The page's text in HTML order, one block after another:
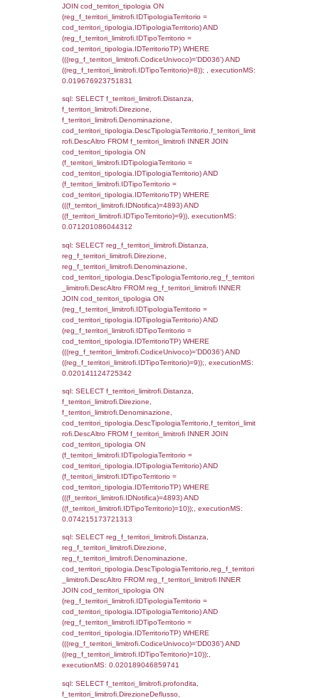
0.068706035614014
sql: SELECT f_territori_limitrofi.Distanza,
f_territori_limitrofi.Direzione,
f_territori_limitrofi.Denominazione,
f_territori_limitrofi.DescAltro FROM
JOIN cod_territori_tipologia ON
(f_territori_limitrofi.IDTipologiaTerritorio =
cod_territori_tipologia.IDTipologiaTerritorio)
(f_territori_limitrofi.IDTipoTerritorio =
cod_territori_tipologia.IDTerritorioTP)
(((f_territori_limitrofi.IDNotifica)=4893) AND
((f_territori_limitrofi.IDTipoTerritorio)=3)),
sql: SELECT f_territori_limitrofi.Distanza,
f_territori_limitrofi.Direzione,
f_territori_limitrofi.Denominazione,
rofi.DescAltro FROM f_territori_limitrofi
cod_territori_tipologia ON
(f_territori_limitrofi.IDTipologiaTerritorio =
cod_territori_tipologia.IDTipologiaTerritorio)
(f_territori_limitrofi.IDTipoTerritorio =
cod_territori_tipologia.IDTerritorioTP)
(((f_territori_limitrofi.IDNotifica)=4893) AND
((f_territori_limitrofi.IDTipoTerritorio)=4)),
0.071784973144531
sql: SELECT f_territori_limitrofi.Distanza,
f_territori_limitrofi.Direzione,
f_territori_limitrofi.Denominazione,
f_territori_limitrofi.DescAltro FROM
JOIN cod_territori_tipologia ON
(f_territori_limitrofi.IDTipologiaTerritorio =
cod_territori_tipologia.IDTipologiaTerritorio)
(f_territori_limitrofi.IDTipoTerritorio =
cod_territori_tipologia.IDTerritorioTP)
(((f_territori_limitrofi.IDNotifica)=4893) AND
((f_territori_limitrofi.IDTipoTerritorio)=5)),
0.07059383392334